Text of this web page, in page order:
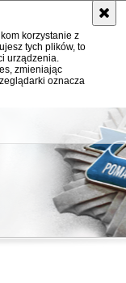
korzystanie z
tych plików, to
urządzenia.
zmieniając
oznacza